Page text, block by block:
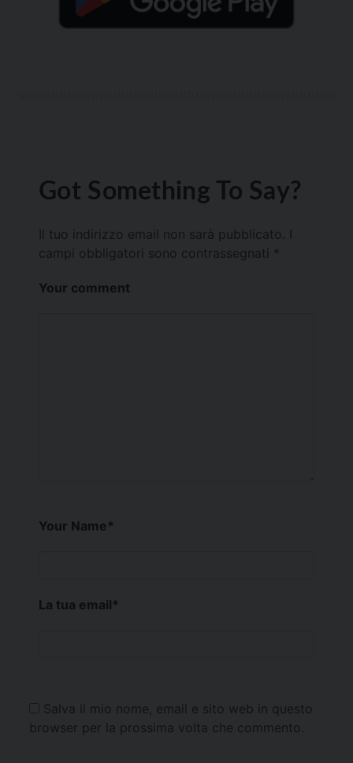
Got Something To Say?
Il tuo indirizzo email non sarà pubblicato.
campi obbligatori sono contrassegnati *
Your comment
Your Name*
La tua email*
Salva il mio nome, email e sito web in questo
browser per la prossima volta che commento.